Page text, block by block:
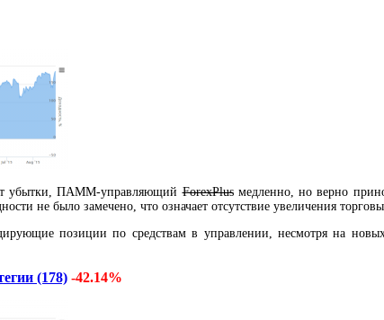
убытки, ПАММ-управляющийForexPlusмедленно, но верно
не было замечено, что означает отсутствие увеличения
позиции по средствам в управлении, несмотря на
(178) -42.14%